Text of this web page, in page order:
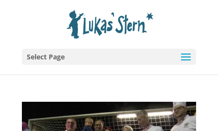
Select Page